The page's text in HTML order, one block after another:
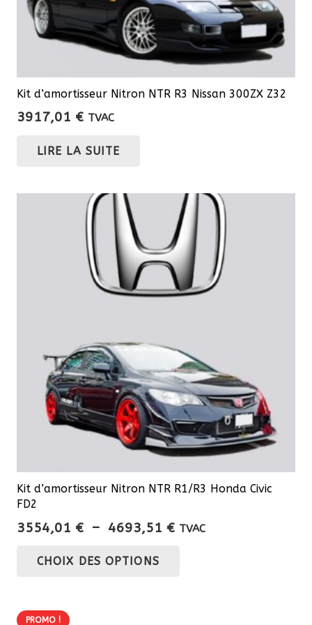
produit
Kit d’amortisseur Nitron NTR R3 Nissan 300ZX Z32
3917,01 € TVAC
LIRE LA SUITE
Kit d’amortisseur Nitron NTR R1/R3 Honda Civic
FD2
3554,01 € – 4693,51 €Plage
TVAC
CHOIX DES OPTIONS
PROMO !